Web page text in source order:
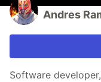
Andres
Software